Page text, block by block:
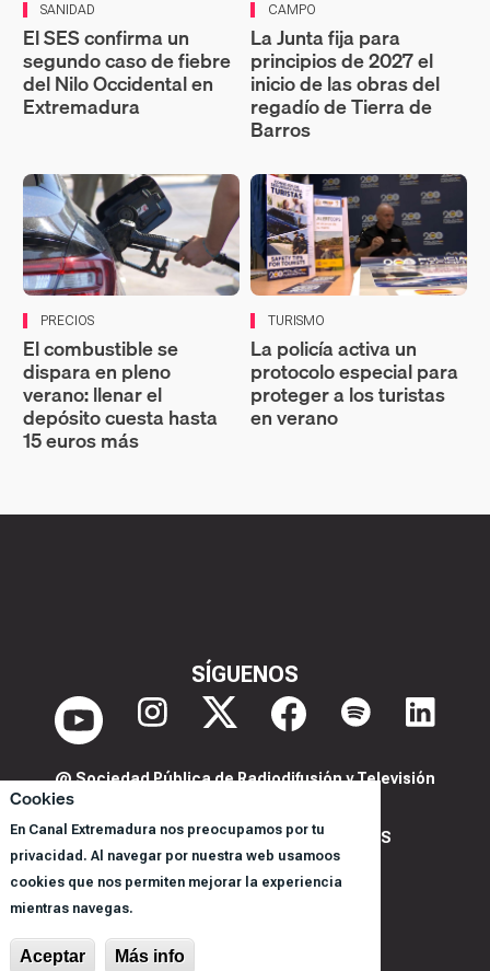
Cookies
En Canal Extremadura nos preocupamos por tu
privacidad. Al navegar por nuestra web usamoos
cookies que nos permiten mejorar la experiencia
mientras navegas.
Aceptar Más info
SANIDAD
El SES confirma un
segundo caso de fiebre
del Nilo Occidental en
Extremadura
CAMPO
La Junta fija para
principios de 2027 el
inicio de las obras del
regadío de Tierra de
Barros
PRECIOS
El combustible se
dispara en pleno
verano: llenar el
depósito cuesta hasta
15 euros más
TURISMO
La policía activa un
protocolo especial para
proteger a los turistas
en verano
SÍGUENOS
@ Sociedad Pública de Radiodifusión y Televisión
POLITICA DE PRIVACIDAD Y COOKIES